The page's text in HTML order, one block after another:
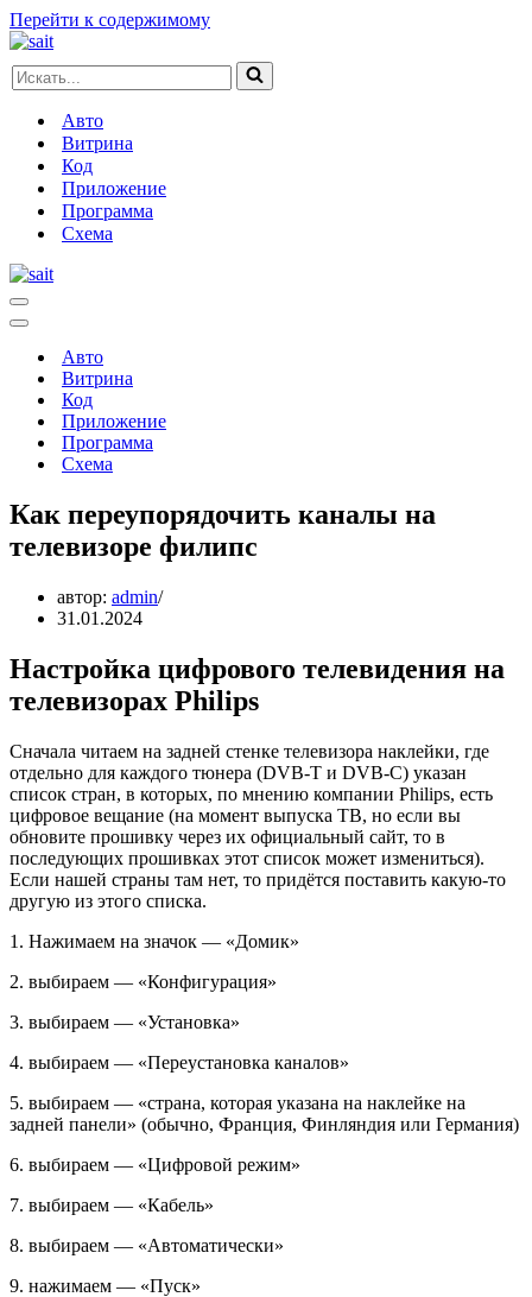
Перейти к содержимому
Искать...
Авто
Витрина
Код
Приложение
Программа
Схема
Меню
навигации
Меню
навигацииАвто
Витрина
Код
Приложение
Программа
Схема
Как переупорядочить каналы на
телевизоре филипс
автор: admin
31.01.2024
Настройка цифрового телевидения на
телевизорах Philips
Сначала читаем на задней стенке телевизора наклейки, где
отдельно для каждого тюнера (DVB-T и DVB-C) указан
список стран, в которых, по мнению компании Philips, есть
цифровое вещание (на момент выпуска ТВ, но если вы
обновите прошивку через их официальный сайт, то в
последующих прошивках этот список может измениться).
Если нашей страны там нет, то придётся поставить какую-то
другую из этого списка.
1. Нажимаем на значок — «Домик»
2. выбираем — «Конфигурация»
3. выбираем — «Установка»
4. выбираем — «Переустановка каналов»
5. выбираем — «страна, которая указана на наклейке на
задней панели» (обычно, Франция, Финляндия или Германия)
6. выбираем — «Цифровой режим»
7. выбираем — «Кабель»
8. выбираем — «Автоматически»
9. нажимаем — «Пуск»